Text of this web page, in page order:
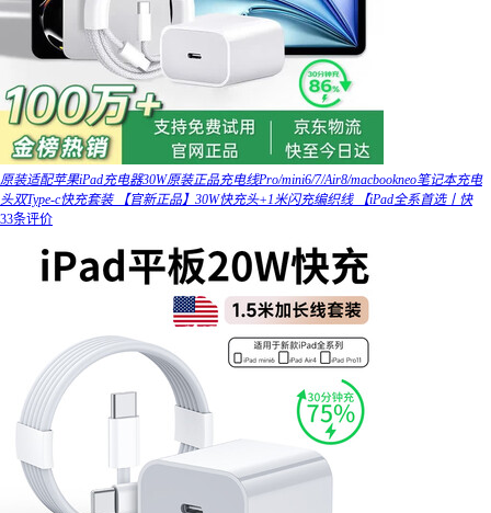
原装适配苹果iPad充电器30W原装正品充电线Pro/mini6/7/Air8/macbookneo笔记本充电
头双Type-c快充套装 【官新正品】30W快充头+1米闪充编织线 【iPad全系首选丨快
33条评价